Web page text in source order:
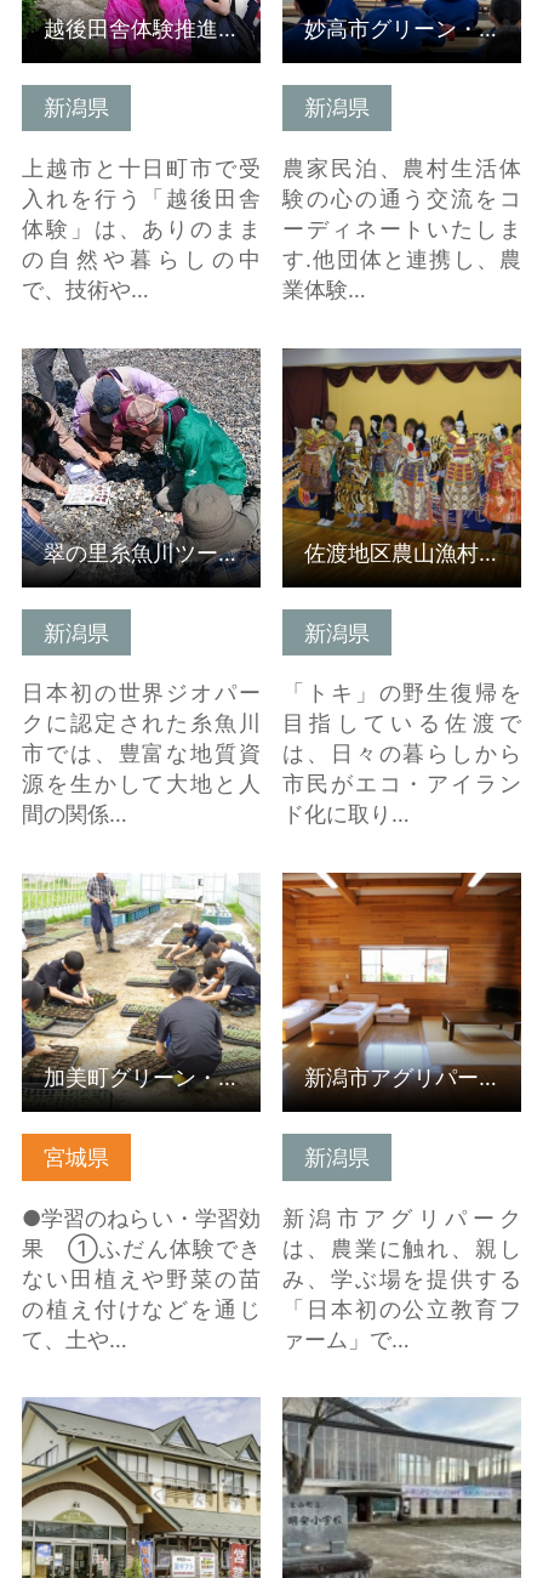
新潟県
上越市と十日町市で受
入れを行う「越後田舎
体験」は、ありのまま
の自然や暮らしの中
で、技術や…
越後田舎体験推進協議会(受入組織）
新潟県
農家民泊、農村生活体
験の心の通う交流をコ
ーディネートいたしま
す.他団体と連携し、農
業体験…
妙高市グリーン・ツーリズム推進協議会(受入組織/新潟県）
新潟県
日本初の世界ジオパー
クに認定された糸魚川
市では、豊富な地質資
源を生かして大地と人
間の関係…
詳細はこちら
翠の里糸魚川ツーリズム推進協議会(受入組織/新潟県）
新潟県
「トキ」の野生復帰を
目指している佐渡で
は、日々の暮らしから
市民がエコ・アイラン
ド化に取り…
詳細はこちら
佐渡地区農山漁村体験推進協議会(受入組織/新潟県）
宮城県
●学習のねらい・学習効
果 ①ふだん体験でき
ない田植えや野菜の苗
の植え付けなどを通じ
て、土や…
詳細はこちら
加美町グリーン・ツーリズム推進会議(受入組織/宮城県）
新潟県
新潟市アグリパーク
は、農業に触れ、親し
み、学ぶ場を提供する
「日本初の公立教育フ
ァーム」で…
詳細はこちら
新潟市アグリパーク（新潟県）
詳細はこちら 詳細はこちら